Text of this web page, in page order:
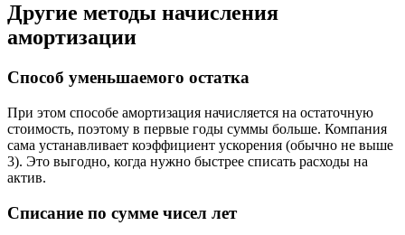
Другие методы начисления
амортизации
Способ уменьшаемого остатка
При этом способе амортизация начисляется на остаточную
стоимость, поэтому в первые годы суммы больше. Компания
сама устанавливает коэффициент ускорения (обычно не выше
3). Это выгодно, когда нужно быстрее списать расходы на
актив.
Списание по сумме чисел лет